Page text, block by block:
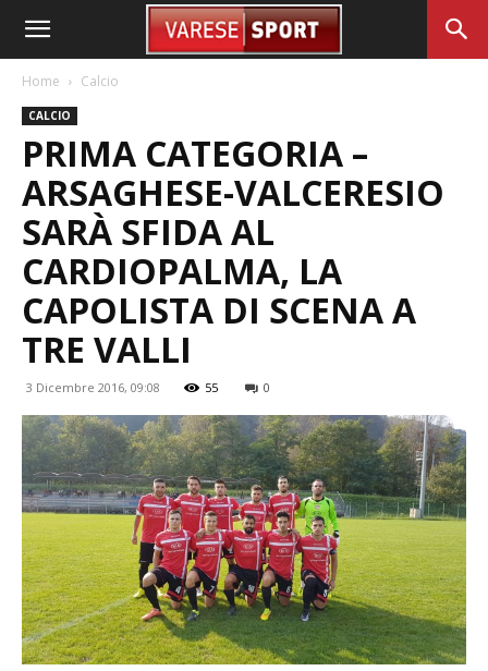
Home Calcio
CALCIO
PRIMA CATEGORIA –
ARSAGHESE-VALCERESIO
SARÀ SFIDA AL
CARDIOPALMA, LA
CAPOLISTA DI SCENA A
TRE VALLI
3 Dicembre 2016, 09:08 55 0